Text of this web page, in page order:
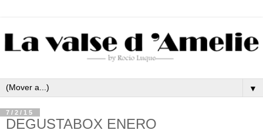
▼
7/2/15
DEGUSTABOX ENERO